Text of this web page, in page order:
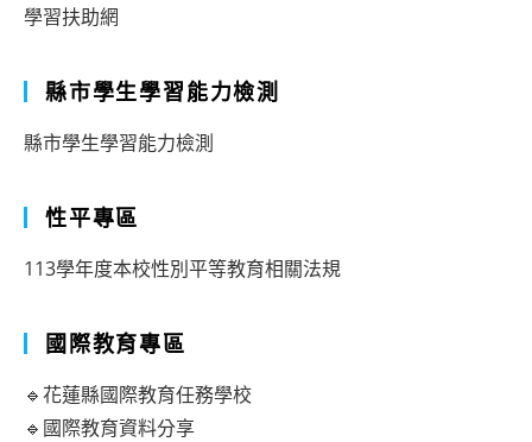
學習扶助網
縣市學生學習能力檢測
縣市學生學習能力檢測
性平專區
113學年度本校性別平等教育相關法規
國際教育專區
🔹花蓮縣國際教育任務學校
🔹國際教育資料分享